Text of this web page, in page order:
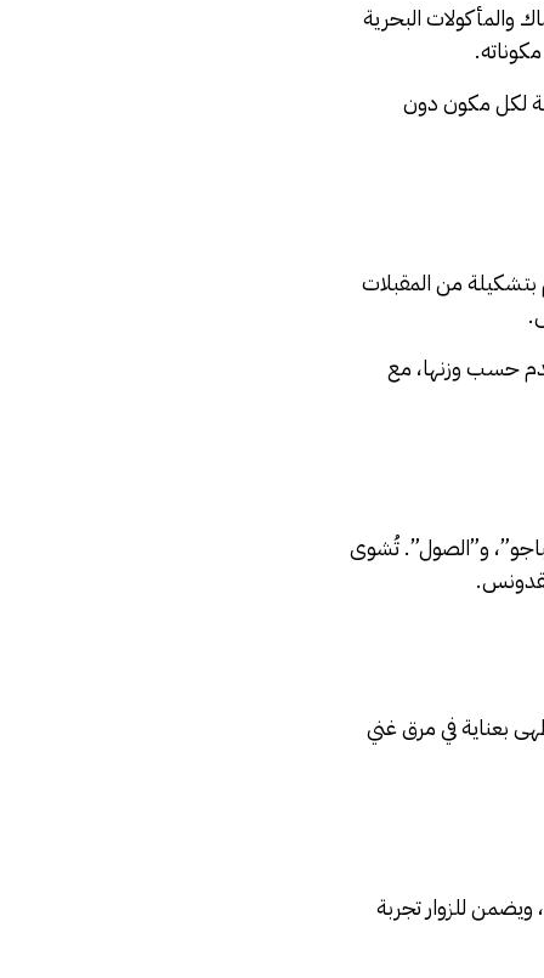
والمأكولات البحرية
لكل مكون دون
من المقبلات
حسب وزنها، مع
و”الصول”. تُشوى
بعناية في مرق غني
ويضمن للزوار تجربة